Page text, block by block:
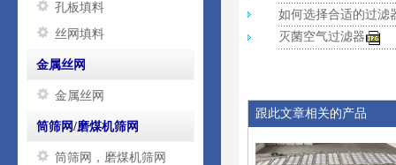
孔板填料
丝网填料
金属丝网
金属丝网
筒筛网/磨煤机筛网
筒筛网，磨煤机筛网
如何选择合适的过滤
灭菌空气过滤器
跟此文章相关的产品